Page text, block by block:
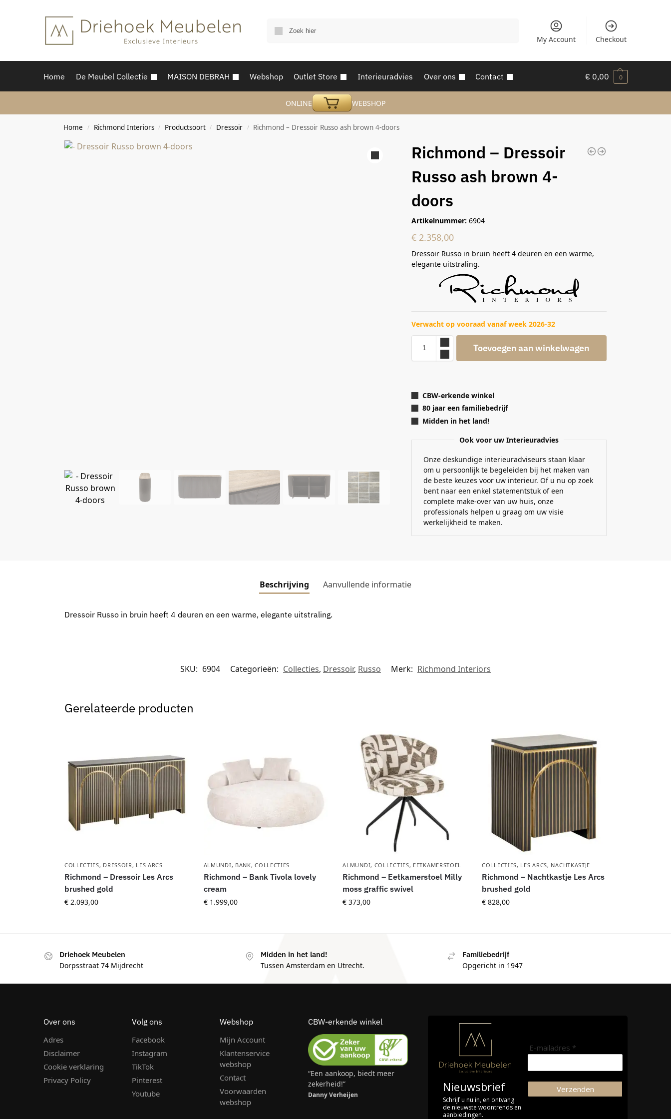
My Account Checkout
Home De Meubel Collectie MAISON DEBRAH Webshop Outlet Store Interieuradvies Over ons Contact € 0,00 0
ONLINE WEBSHOP
Home / Richmond Interiors / Productsoort / Dressoir / Richmond – Dressoir Russo ash brown 4-doors
Richmond – Dressoir
Russo ash brown 4-
doors
Artikelnummer: 6904
€ 2.358,00
Dressoir Russo in bruin heeft 4 deuren en een warme,
elegante uitstraling.
Verwacht op vooraad vanaf week 2026-32
Toevoegen aan winkelwagen
CBW-erkende winkel
80 jaar een familiebedrijf
Midden in het land!
Ook voor uw Interieuradvies
Onze deskundige interieuradviseurs staan klaar
om u persoonlijk te begeleiden bij het maken van
de beste keuzes voor uw interieur. Of u nu op zoek
bent naar een enkel statementstuk of een
complete make-over van uw huis, onze
professionals helpen u graag om uw visie
werkelijkheid te maken.
Beschrijving Aanvullende informatie
Dressoir Russo in bruin heeft 4 deuren en een warme, elegante uitstraling.
SKU: 6904 Categorieën: Collecties, Dressoir, Russo Merk: Richmond Interiors
Gerelateerde producten
COLLECTIES, DRESSOIR , LES ARCS
Richmond – Dressoir Les Arcs
brushed gold
€2.093,00
ALMUNDI, BANK,COLLECTIES
Richmond – Bank Tivola lovely
cream
€1.999,00
ALMUNDI, COLLECTIES, EETKAMERSTOEL
Richmond – Eetkamerstoel Milly
moss graffic swivel
€ 373,00
COLLECTIES, LES ARCS, NACHTKASTJE
Richmond – Nachtkastje Les Arcs
brushed gold
€ 828,00
Driehoek Meubelen
Dorpsstraat 74 Mijdrecht
Midden in het land!
Tussen Amsterdam en Utrecht.
Familiebedrijf
Opgericht in 1947
Over ons
Adres
Disclaimer
Cookie verklaring
Privacy Policy
Volg ons
Facebook
Instagram
TikTok
Pinterest
Youtube
Webshop
Mijn Account
Klantenservice
webshop
Contact
Voorwaarden
webshop
CBW-erkende winkel
“Een aankoop, biedt meer
zekerheid!”
Danny Verheijen
Nieuwsbrief
Schrijf u nu in, en ontvang
de nieuwste woontrends en
aanbiedingen.
E-mailadres *
Verzenden